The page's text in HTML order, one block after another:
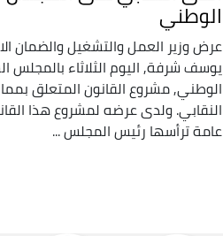
الوطني
عرض وزير العمل والتشغيل والضمان
يوسف شرفة, اليوم الثلاثاء بالمجلس
الوطني, مشروع القانون المتعلق
النقابي. ولدى عرضه لمشروع هذا
عامة ترأسها رئيس المجلس ...